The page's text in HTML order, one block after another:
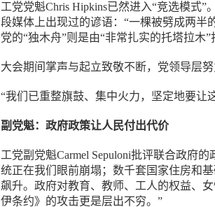
工党党魁Chris Hipkins已然进入“竞选模式
段媒体上出现过的谚语：“一棵被劈成两半
党的“独木舟”则是由“非常扎实的托塔拉木”
大会期间掌声与起立致敬不断，党领导层努
“我们已重整旗鼓、集中火力，坚定地要让
副党魁：政府政策让人民付出代价
工党副党魁Carmel Sepuloni批评联合政府
统正在我们眼前崩塌；数千套国家住房和
飙升。政府对教育、教师、工人的权益、
伊条约》的攻击更是层出不穷。”